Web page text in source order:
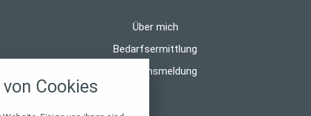
Über mich
Bedarfsermittlung
Schadensmeldung
Cookies
alle verwendeten Cookies und